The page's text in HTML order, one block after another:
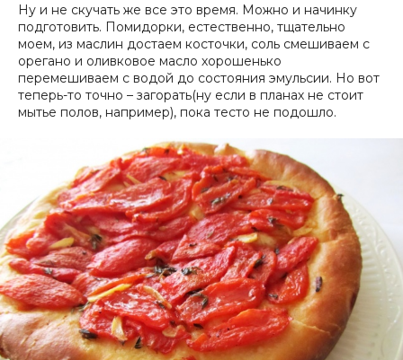
Ну и не скучать же все это время. Можно и начинку
подготовить. Помидорки, естественно, тщательно
моем, из маслин достаем косточки, соль смешиваем с
орегано и оливковое масло хорошенько
перемешиваем с водой до состояния эмульсии. Но вот
теперь-то точно – загорать(ну если в планах не стоит
мытье полов, например), пока тесто не подошло.